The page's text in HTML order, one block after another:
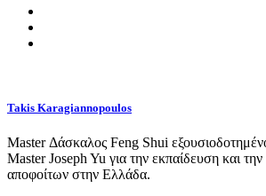
Takis Karagiannopoulos
Master Δάσκαλος Feng Shui
Master Joseph Yu για την εκπαίδευση και
αποφοίτων στην Ελλάδα.